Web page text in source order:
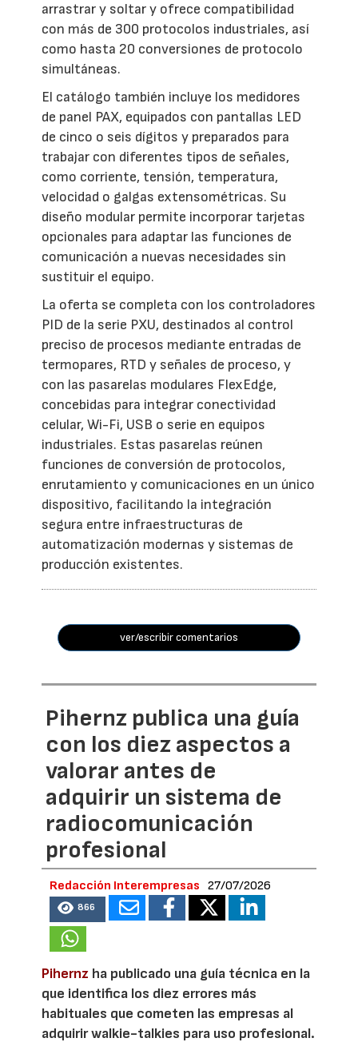
arrastrar y soltar y ofrece compatibilidad
con más de 300 protocolos industriales, así
como hasta 20 conversiones de protocolo
simultáneas.
El catálogo también incluye los medidores
de panel PAX, equipados con pantallas LED
de cinco o seis dígitos y preparados para
trabajar con diferentes tipos de señales,
como corriente, tensión, temperatura,
velocidad o galgas extensométricas. Su
diseño modular permite incorporar tarjetas
opcionales para adaptar las funciones de
comunicación a nuevas necesidades sin
sustituir el equipo.
La oferta se completa con los controladores
PID de la serie PXU, destinados al control
preciso de procesos mediante entradas de
termopares, RTD y señales de proceso, y
con las pasarelas modulares FlexEdge,
concebidas para integrar conectividad
celular, Wi-Fi, USB o serie en equipos
industriales. Estas pasarelas reúnen
funciones de conversión de protocolos,
enrutamiento y comunicaciones en un único
dispositivo, facilitando la integración
segura entre infraestructuras de
automatización modernas y sistemas de
producción existentes.
ver/escribir comentarios
Pihernz publica una guía
con los diez aspectos a
valorar antes de
adquirir un sistema de
radiocomunicación
profesional
Redacción Interempresas 27/07/2026
866
Pihernz ha publicado una guía técnica en la
que identifica los diez errores más
habituales que cometen las empresas al
adquirir walkie-talkies para uso profesional.